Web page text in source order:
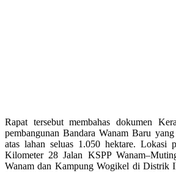
Rapat tersebut membahas dokumen
pembangunan Bandara Wanam Baru
atas lahan seluas 1.050 hektare. Lokasi
Kilometer 28 Jalan KSPP
Wanam dan Kampung Wogikel di Distrik